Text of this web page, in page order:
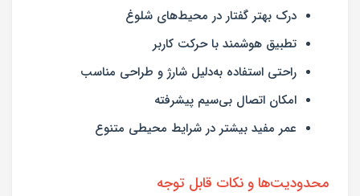
درک بهتر گفتار در محیط‌های شلوغ
تطبیق هوشمند با حرکت کاربر
راحتی استفاده به‌دلیل شارژ و طراحی مناسب
امکان اتصال بی‌سیم پیشرفته
عمر مفید بیشتر در شرایط محیطی متنوع
محدودیت‌ها و نکات قابل توجه